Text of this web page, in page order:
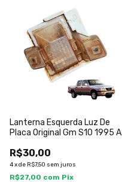
Lanterna Esquerda Luz De
Placa Original Gm S10 1995 A
R$30,00
4xde R$7,50 sem juros
R$27,00 com Pix